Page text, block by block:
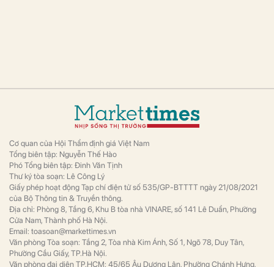
Cơ quan của Hội Thẩm định giá Việt Nam
Tổng biên tập: Nguyễn Thế Hào
Phó Tổng biên tập: Đinh Văn Tịnh
Thư ký tòa soạn: Lê Công Lý
Giấy phép hoạt động Tạp chí điện tử số 535/GP-BTTTT ngày 21/08/2021
của Bộ Thông tin & Truyền thông.
Địa chỉ: Phòng 8, Tầng 6, Khu B tòa nhà VINARE, số 141 Lê Duẩn, Phường
Cửa Nam, Thành phố Hà Nội.
Email: toasoan@markettimes.vn
Văn phòng Tòa soạn: Tầng 2, Tòa nhà Kim Ánh, Số 1, Ngõ 78, Duy Tân,
Phường Cầu Giấy, TP.Hà Nội.
Văn phòng đại diện TP.HCM: 45/65 Âu Dương Lân, Phường Chánh Hưng,